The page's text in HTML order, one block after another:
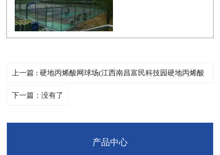
上一篇 : 硬地丙烯酸网球场(江西南昌富民科技园硬地丙烯酸
网球场)
下一篇：没有了
产品中心